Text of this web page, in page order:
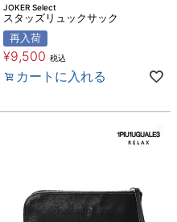
JOKER Select
スタッズリュックサック
再入荷
¥9,500 税込
カートに入れる